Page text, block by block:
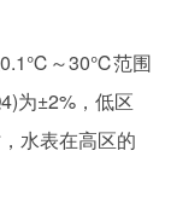
0.1℃～30℃范围
为±2%，低区
水表在高区的